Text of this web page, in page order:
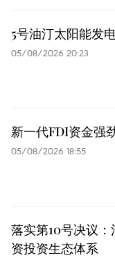
5号油汀太阳能发
05/08/2026 20:23
新一代FDI资金强
05/08/2026 18:55
落实第10号决议
资投资生态体系